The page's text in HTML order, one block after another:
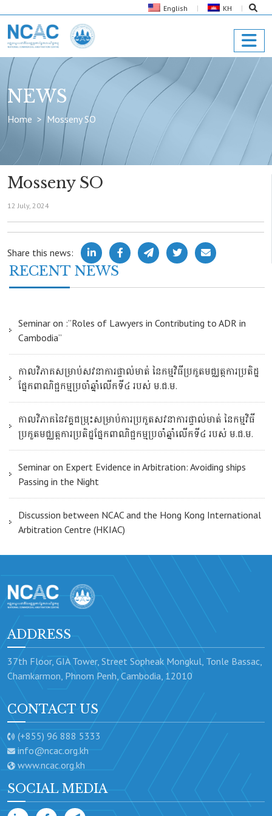
English KH
NEWS
Home Mosseny SO
Mosseny SO
12 July, 2024
Share this news:
RECENT NEWS
Seminar on :”Roles of Lawyers in Contributing to ADR in
Cambodia”
កាលវិភាគសម្រាប់សវនាការផ្ទាល់មាត់ នៃកម្មវិធីប្រកួតមជ្ឈត្តការប្រតិដ្ឋ
ផ្នែកពាណិជ្ជកម្មប្រចាំឆ្នាំលើកទី៤ របស់ ម.ជ.ម.
កាលវិភាគនៃវគ្គជម្រុះសម្រាប់ការប្រកួតសវនាការផ្ទាល់មាត់ នៃកម្មវិធី
ប្រកួតមជ្ឈត្តការប្រតិដ្ឋផ្នែកពាណិជ្ជកម្មប្រចាំឆ្នាំលើកទី៤ របស់ ម.ជ.ម.
Seminar on Expert Evidence in Arbitration: Avoiding ships
Passing in the Night
Discussion between NCAC and the Hong Kong International
Arbitration Centre (HKIAC)
ADDRESS
37th Floor, GIA Tower, Street Sopheak Mongkul, Tonle Bassac,
Chamkarmon, Phnom Penh, Cambodia, 12010
CONTACT US
(+855) 96 888 5333
info@ncac.org.kh
www.ncac.org.kh
SOCIAL MEDIA